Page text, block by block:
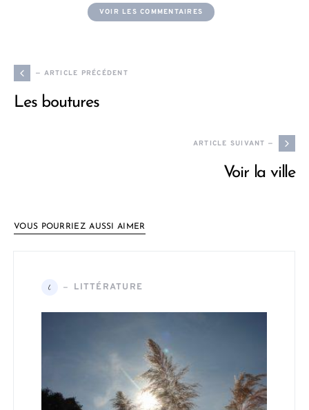
VOIR LES COMMENTAIRES
— ARTICLE PRÉCÉDENT
Les boutures
ARTICLE SUIVANT —
Voir la ville
VOUS POURRIEZ AUSSI AIMER
L LITTÉRATURE